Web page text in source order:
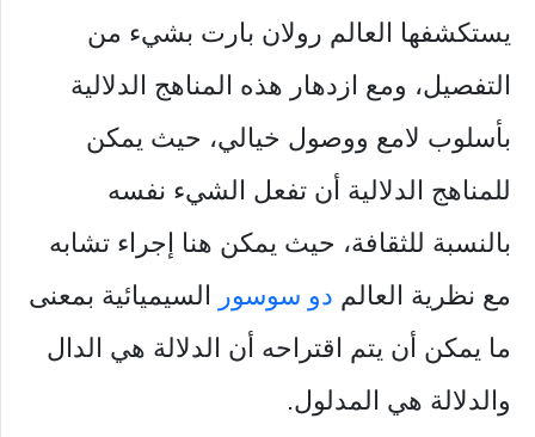
يستكشفها العالم رولان بارت بشيء من
التفصيل، ومع ازدهار هذه المناهج الدلالية
بأسلوب لامع ووصول خيالي، حيث يمكن
للمناهج الدلالية أن تفعل الشيء نفسه
بالنسبة للثقافة، حيث يمكن هنا إجراء تشابه
مع نظرية العالم دو سوسور السيميائية بمعنى
ما يمكن أن يتم اقتراحه أن الدلالة هي الدال
والدلالة هي المدلول.